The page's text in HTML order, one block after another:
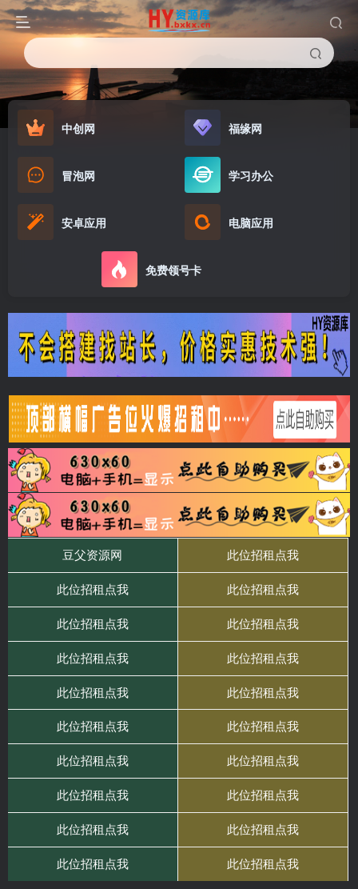
中创网 福缘网
冒泡网 学习办公
安卓应用 电脑应用
免费领号卡